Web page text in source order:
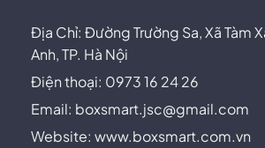
Địa Chỉ: Đường Trường Sa, Xã Tàm
Anh, TP. Hà Nội
Điện thoại: 0973 16 24 26
Email: boxsmart.jsc@gmail.com
Website: www.boxsmart.com.vn